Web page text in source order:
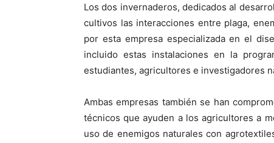
Los dos invernaderos, dedicados al
cultivos las interacciones entre plaga,
por esta empresa especializada en el
incluido estas instalaciones en la
estudiantes, agricultores e investigadores
Ambas empresas también se han
técnicos que ayuden a los agricultores a
uso de enemigos naturales con